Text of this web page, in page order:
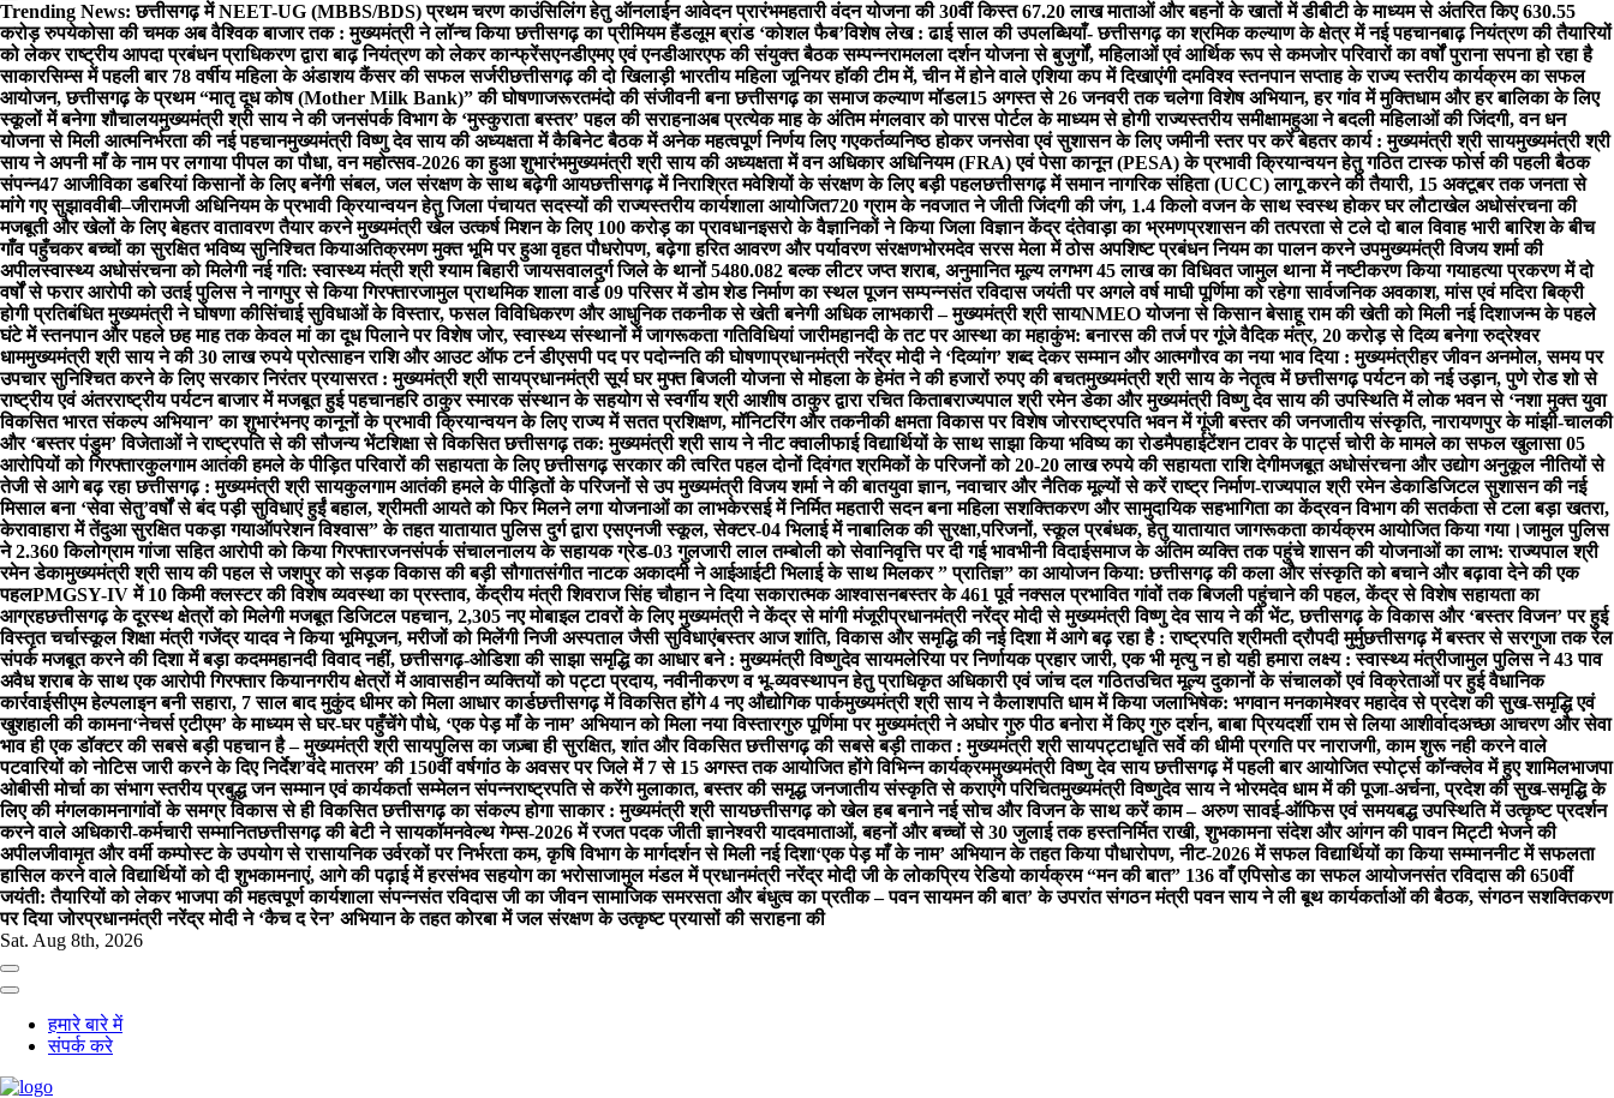
Trending News: छत्तीसगढ़ में NEET-UG (MBBS/BDS) प्रथम चरण काउंसिलिंग हेतु ऑनलाईन आवेदन प्रारंभमहतारी वंदन योजना की 30वीं किस्त 67.20 लाख माताओं और बहनों के खातों में डीबीटी के माध्यम से अंतरित किए 630.55
करोड़ रुपयेकोसा की चमक अब वैश्विक बाजार तक : मुख्यमंत्री ने लॉन्च किया छत्तीसगढ़ का प्रीमियम हैंडलूम ब्रांड ‘कोशल फैब’विशेष लेख : ढाई साल की उपलब्धियाँ- छत्तीसगढ़ का श्रमिक कल्याण के क्षेत्र में नई पहचानबाढ़ नियंत्रण की तैयारियों
को लेकर राष्ट्रीय आपदा प्रबंधन प्राधिकरण द्वारा बाढ़ नियंत्रण को लेकर कान्फ्रेंसएनडीएमए एवं एनडीआरएफ की संयुक्त बैठक सम्पन्नरामलला दर्शन योजना से बुजुर्गों, महिलाओं एवं आर्थिक रूप से कमजोर परिवारों का वर्षों पुराना सपना हो रहा है
साकारसिम्स में पहली बार 78 वर्षीय महिला के अंडाशय कैंसर की सफल सर्जरीछत्तीसगढ़ की दो खिलाड़ी भारतीय महिला जूनियर हॉकी टीम में, चीन में होने वाले एशिया कप में दिखाएंगी दमविश्व स्तनपान सप्ताह के राज्य स्तरीय कार्यक्रम का सफल
आयोजन, छत्तीसगढ़ के प्रथम “मातृ दूध कोष (Mother Milk Bank)” की घोषणाजरूरतमंदो की संजीवनी बना छत्तीसगढ़ का समाज कल्याण मॉडल15 अगस्त से 26 जनवरी तक चलेगा विशेष अभियान, हर गांव में मुक्तिधाम और हर बालिका के लिए
स्कूलों में बनेगा शौचालयमुख्यमंत्री श्री साय ने की जनसंपर्क विभाग के ‘मुस्कुराता बस्तर’ पहल की सराहनाअब प्रत्येक माह के अंतिम मंगलवार को पारस पोर्टल के माध्यम से होगी राज्यस्तरीय समीक्षामहुआ ने बदली महिलाओं की जिंदगी, वन धन
योजना से मिली आत्मनिर्भरता की नई पहचानमुख्यमंत्री विष्णु देव साय की अध्यक्षता में कैबिनेट बैठक में अनेक महत्वपूर्ण निर्णय लिए गएकर्तव्यनिष्ठ होकर जनसेवा एवं सुशासन के लिए जमीनी स्तर पर करें बेहतर कार्य : मुख्यमंत्री श्री सायमुख्यमंत्री श्री
साय ने अपनी माँ के नाम पर लगाया पीपल का पौधा, वन महोत्सव-2026 का हुआ शुभारंभमुख्यमंत्री श्री साय की अध्यक्षता में वन अधिकार अधिनियम (FRA) एवं पेसा कानून (PESA) के प्रभावी क्रियान्वयन हेतु गठित टास्क फोर्स की पहली बैठक
संपन्न47 आजीविका डबरियां किसानों के लिए बनेंगी संबल, जल संरक्षण के साथ बढ़ेगी आयछत्तीसगढ़ में निराश्रित मवेशियों के संरक्षण के लिए बड़ी पहलछत्तीसगढ़ में समान नागरिक संहिता (UCC) लागू करने की तैयारी, 15 अक्टूबर तक जनता से
मांगे गए सुझाववीबी–जीरामजी अधिनियम के प्रभावी क्रियान्वयन हेतु जिला पंचायत सदस्यों की राज्यस्तरीय कार्यशाला आयोजित720 ग्राम के नवजात ने जीती जिंदगी की जंग, 1.4 किलो वजन के साथ स्वस्थ होकर घर लौटाखेल अधोसंरचना की
मजबूती और खेलों के लिए बेहतर वातावरण तैयार करने मुख्यमंत्री खेल उत्कर्ष मिशन के लिए 100 करोड़ का प्रावधानइसरो के वैज्ञानिकों ने किया जिला विज्ञान केंद्र दंतेवाड़ा का भ्रमणप्रशासन की तत्परता से टले दो बाल विवाह भारी बारिश के बीच
गाँव पहुँचकर बच्चों का सुरक्षित भविष्य सुनिश्चित कियाअतिक्रमण मुक्त भूमि पर हुआ वृहत पौधरोपण, बढ़ेगा हरित आवरण और पर्यावरण संरक्षणभोरमदेव सरस मेला में ठोस अपशिष्ट प्रबंधन नियम का पालन करने उपमुख्यमंत्री विजय शर्मा की
अपीलस्वास्थ्य अधोसंरचना को मिलेगी नई गति: स्वास्थ्य मंत्री श्री श्याम बिहारी जायसवालदुर्ग जिले के थानों 5480.082 बल्क लीटर जप्त शराब, अनुमानित मूल्य लगभग 45 लाख का विधिवत जामुल थाना में नष्टीकरण किया गयाहत्या प्रकरण में दो
वर्षों से फरार आरोपी को उतई पुलिस ने नागपुर से किया गिरफ्तारजामुल प्राथमिक शाला वार्ड 09 परिसर में डोम शेड निर्माण का स्थल पूजन सम्पन्नसंत रविदास जयंती पर अगले वर्ष माघी पूर्णिमा को रहेगा सार्वजनिक अवकाश, मांस एवं मदिरा बिक्री
होगी प्रतिबंधित मुख्यमंत्री ने घोषणा कीसिंचाई सुविधाओं के विस्तार, फसल विविधिकरण और आधुनिक तकनीक से खेती बनेगी अधिक लाभकारी – मुख्यमंत्री श्री सायNMEO योजना से किसान बेसाहू राम की खेती को मिली नई दिशाजन्म के पहले
घंटे में स्तनपान और पहले छह माह तक केवल मां का दूध पिलाने पर विशेष जोर, स्वास्थ्य संस्थानों में जागरूकता गतिविधियां जारीमहानदी के तट पर आस्था का महाकुंभ: बनारस की तर्ज पर गूंजे वैदिक मंत्र, 20 करोड़ से दिव्य बनेगा रुद्रेश्वर
धाममुख्यमंत्री श्री साय ने की 30 लाख रुपये प्रोत्साहन राशि और आउट ऑफ टर्न डीएसपी पद पर पदोन्नति की घोषणाप्रधानमंत्री नरेंद्र मोदी ने ‘दिव्यांग’ शब्द देकर सम्मान और आत्मगौरव का नया भाव दिया : मुख्यमंत्रीहर जीवन अनमोल, समय पर
उपचार सुनिश्चित करने के लिए सरकार निरंतर प्रयासरत : मुख्यमंत्री श्री सायप्रधानमंत्री सूर्य घर मुफ्त बिजली योजना से मोहला के हेमंत ने की हजारों रुपए की बचतमुख्यमंत्री श्री साय के नेतृत्व में छत्तीसगढ़ पर्यटन को नई उड़ान, पुणे रोड शो से
राष्ट्रीय एवं अंतरराष्ट्रीय पर्यटन बाजार में मजबूत हुई पहचानहरि ठाकुर स्मारक संस्थान के सहयोग से स्वर्गीय श्री आशीष ठाकुर द्वारा रचित किताबराज्यपाल श्री रमेन डेका और मुख्यमंत्री विष्णु देव साय की उपस्थिति में लोक भवन से ‘नशा मुक्त युवा
विकसित भारत संकल्प अभियान’ का शुभारंभनए कानूनों के प्रभावी क्रियान्वयन के लिए राज्य में सतत प्रशिक्षण, मॉनिटरिंग और तकनीकी क्षमता विकास पर विशेष जोरराष्ट्रपति भवन में गूंजी बस्तर की जनजातीय संस्कृति, नारायणपुर के मांझी-चालकी
और ‘बस्तर पंडुम’ विजेताओं ने राष्ट्रपति से की सौजन्य भेंटशिक्षा से विकसित छत्तीसगढ़ तक: मुख्यमंत्री श्री साय ने नीट क्वालीफाई विद्यार्थियों के साथ साझा किया भविष्य का रोडमैपहाईटेंशन टावर के पार्ट्स चोरी के मामले का सफल खुलासा 05
आरोपियों को गिरफ्तारकुलगाम आतंकी हमले के पीड़ित परिवारों की सहायता के लिए छत्तीसगढ़ सरकार की त्वरित पहल दोनों दिवंगत श्रमिकों के परिजनों को 20-20 लाख रुपये की सहायता राशि देगीमजबूत अधोसंरचना और उद्योग अनुकूल नीतियों से
तेजी से आगे बढ़ रहा छत्तीसगढ़ : मुख्यमंत्री श्री सायकुलगाम आतंकी हमले के पीड़ितों के परिजनों से उप मुख्यमंत्री विजय शर्मा ने की बातयुवा ज्ञान, नवाचार और नैतिक मूल्यों से करें राष्ट्र निर्माण-राज्यपाल श्री रमेन डेका​डिजिटल सुशासन की नई
मिसाल बना ‘सेवा सेतु’वर्षों से बंद पड़ी सुविधाएं हुईं बहाल, श्रीमती आयते को फिर मिलने लगा योजनाओं का लाभकेरसई में निर्मित महतारी सदन बना महिला सशक्तिकरण और सामुदायिक सहभागिता का केंद्रवन विभाग की सतर्कता से टला बड़ा खतरा,
केरावाहारा में तेंदुआ सुरक्षित पकड़ा गयाऑपरेशन विश्वास” के तहत यातायात पुलिस दुर्ग द्वारा एसएनजी स्कूल, सेक्टर-04 भिलाई में नाबालिक की सुरक्षा,परिजनों, स्कूल प्रबंधक, हेतु यातायात जागरूकता कार्यक्रम आयोजित किया गया।जामुल पुलिस
ने 2.360 किलोग्राम गांजा सहित आरोपी को किया गिरफ्तारजनसंपर्क संचालनालय के सहायक ग्रेड-03 गुलजारी लाल तम्बोली को सेवानिवृत्ति पर दी गई भावभीनी विदाईसमाज के अंतिम व्यक्ति तक पहुंचे शासन की योजनाओं का लाभ: राज्यपाल श्री
रमेन डेकामुख्यमंत्री श्री साय की पहल से जशपुर को सड़क विकास की बड़ी सौगातसंगीत नाटक अकादमी ने आईआईटी भिलाई के साथ मिलकर ” प्रातिज्ञ” का आयोजन किया: छत्तीसगढ़ की कला और संस्कृति को बचाने और बढ़ावा देने की एक
पहलPMGSY-IV में 10 किमी क्लस्टर की विशेष व्यवस्था का प्रस्ताव, केंद्रीय मंत्री शिवराज सिंह चौहान ने दिया सकारात्मक आश्वासनबस्तर के 461 पूर्व नक्सल प्रभावित गांवों तक बिजली पहुंचाने की पहल, केंद्र से विशेष सहायता का
आग्रहछत्तीसगढ़ के दूरस्थ क्षेत्रों को मिलेगी मजबूत डिजिटल पहचान, 2,305 नए मोबाइल टावरों के लिए मुख्यमंत्री ने केंद्र से मांगी मंजूरीप्रधानमंत्री नरेंद्र मोदी से मुख्यमंत्री विष्णु देव साय ने की भेंट, छत्तीसगढ़ के विकास और ‘बस्तर विजन’ पर हुई
विस्तृत चर्चास्कूल शिक्षा मंत्री गजेंद्र यादव ने किया भूमिपूजन, मरीजों को मिलेंगी निजी अस्पताल जैसी सुविधाएंबस्तर आज शांति, विकास और समृद्धि की नई दिशा में आगे बढ़ रहा है : राष्ट्रपति श्रीमती द्रौपदी मुर्मुछत्तीसगढ़ में बस्तर से सरगुजा तक रेल
संपर्क मजबूत करने की दिशा में बड़ा कदममहानदी विवाद नहीं, छत्तीसगढ़-ओडिशा की साझा समृद्धि का आधार बने : मुख्यमंत्री विष्णुदेव सायमलेरिया पर निर्णायक प्रहार जारी, एक भी मृत्यु न हो यही हमारा लक्ष्य : स्वास्थ्य मंत्रीजामुल पुलिस ने 43 पाव
अवैध शराब के साथ एक आरोपी गिरफ्तार कियानगरीय क्षेत्रों में आवासहीन व्यक्तियों को पट्टा प्रदाय, नवीनीकरण व भू-व्यवस्थापन हेतु प्राधिकृत अधिकारी एवं जांच दल गठितउचित मूल्य दुकानों के संचालकों एवं विक्रेताओं पर हुई वैधानिक
कार्रवाईसीएम हेल्पलाइन बनी सहारा, 7 साल बाद मुकुंद धीमर को मिला आधार कार्डछत्तीसगढ़ में विकसित होंगे 4 नए औद्योगिक पार्कमुख्यमंत्री श्री साय ने कैलाशपति धाम में किया जलाभिषेक: भगवान मनकामेश्वर महादेव से प्रदेश की सुख-समृद्धि एवं
खुशहाली की कामना‘नेचर्स एटीएम’ के माध्यम से घर-घर पहुँचेंगे पौधे, ‘एक पेड़ माँ के नाम’ अभियान को मिला नया विस्तारगुरु पूर्णिमा पर मुख्यमंत्री ने अघोर गुरु पीठ बनोरा में किए गुरु दर्शन, बाबा प्रियदर्शी राम से लिया आशीर्वादअच्छा आचरण और सेवा
भाव ही एक डॉक्टर की सबसे बड़ी पहचान है – मुख्यमंत्री श्री सायपुलिस का जज़्बा ही सुरक्षित, शांत और विकसित छत्तीसगढ़ की सबसे बड़ी ताकत : मुख्यमंत्री श्री सायपट्टाधृति सर्वे की धीमी प्रगति पर नाराजगी, काम शुरू नही करने वाले
पटवारियों को नोटिस जारी करने के दिए निर्देश’वंदे मातरम’ की 150वीं वर्षगांठ के अवसर पर जिले में 7 से 15 अगस्त तक आयोजित होंगे विभिन्न कार्यक्रममुख्यमंत्री विष्णु देव साय छत्तीसगढ़ में पहली बार आयोजित स्पोर्ट्स कॉन्क्लेव में हुए शामिलभाजपा
ओबीसी मोर्चा का संभाग स्तरीय प्रबुद्ध जन सम्मान एवं कार्यकर्ता सम्मेलन संपन्नराष्ट्रपति से करेंगे मुलाकात, बस्तर की समृद्ध जनजातीय संस्कृति से कराएंगे परिचितमुख्यमंत्री विष्णुदेव साय ने भोरमदेव धाम में की पूजा-अर्चना, प्रदेश की सुख-समृद्धि के
लिए की मंगलकामनागांवों के समग्र विकास से ही विकसित छत्तीसगढ़ का संकल्प होगा साकार : मुख्यमंत्री श्री सायछत्तीसगढ़ को खेल हब बनाने नई सोच और विजन के साथ करें काम – अरुण सावई-ऑफिस एवं समयबद्ध उपस्थिति में उत्कृष्ट प्रदर्शन
करने वाले अधिकारी-कर्मचारी सम्मानितछत्तीसगढ़ की बेटी ने सायकॉमनवेल्थ गेम्स-2026 में रजत पदक जीती ज्ञानेश्वरी यादवमाताओं, बहनों और बच्चों से 30 जुलाई तक हस्तनिर्मित राखी, शुभकामना संदेश और आंगन की पावन मिट्टी भेजने की
अपीलजीवामृत और वर्मी कम्पोस्ट के उपयोग से रासायनिक उर्वरकों पर निर्भरता कम, कृषि विभाग के मार्गदर्शन से मिली नई दिशा‘एक पेड़ माँ के नाम’ अभियान के तहत किया पौधारोपण, नीट-2026 में सफल विद्यार्थियों का किया सम्माननीट में सफलता
हासिल करने वाले विद्यार्थियों को दी शुभकामनाएं, आगे की पढ़ाई में हरसंभव सहयोग का भरोसाजामुल मंडल में प्रधानमंत्री नरेंद्र मोदी जी के लोकप्रिय रेडियो कार्यक्रम “मन की बात” 136 वाँ एपिसोड का सफल आयोजनसंत रविदास की 650वीं
जयंती: तैयारियों को लेकर भाजपा की महत्वपूर्ण कार्यशाला संपन्नसंत रविदास जी का जीवन सामाजिक समरसता और बंधुत्व का प्रतीक – पवन सायमन की बात’ के उपरांत संगठन मंत्री पवन साय ने ली बूथ कार्यकर्ताओं की बैठक, संगठन सशक्तिकरण
पर दिया जोरप्रधानमंत्री नरेंद्र मोदी ने ‘कैच द रेन’ अभियान के तहत कोरबा में जल संरक्षण के उत्कृष्ट प्रयासों की सराहना की
Sat. Aug 8th, 2026
हमारे बारे में
संपर्क करे